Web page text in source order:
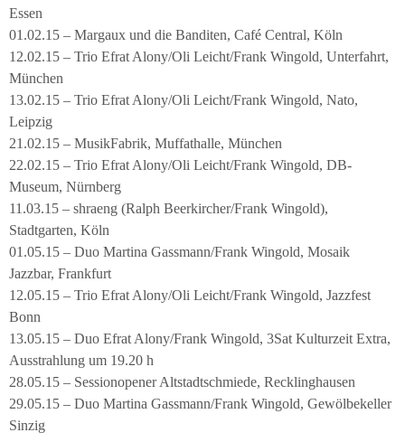
Essen
01.02.15 – Margaux und die Banditen, Café Central, Köln
12.02.15 – Trio Efrat Alony/Oli Leicht/Frank Wingold, Unterfahrt,
München
13.02.15 – Trio Efrat Alony/Oli Leicht/Frank Wingold, Nato,
Leipzig
21.02.15 – MusikFabrik, Muffathalle, München
22.02.15 – Trio Efrat Alony/Oli Leicht/Frank Wingold, DB-
Museum, Nürnberg
11.03.15 – shraeng (Ralph Beerkircher/Frank Wingold),
Stadtgarten, Köln
01.05.15 – Duo Martina Gassmann/Frank Wingold, Mosaik
Jazzbar, Frankfurt
12.05.15 – Trio Efrat Alony/Oli Leicht/Frank Wingold, Jazzfest
Bonn
13.05.15 – Duo Efrat Alony/Frank Wingold, 3Sat Kulturzeit Extra,
Ausstrahlung um 19.20 h
28.05.15 – Sessionopener Altstadtschmiede, Recklinghausen
29.05.15 – Duo Martina Gassmann/Frank Wingold, Gewölbekeller
Sinzig